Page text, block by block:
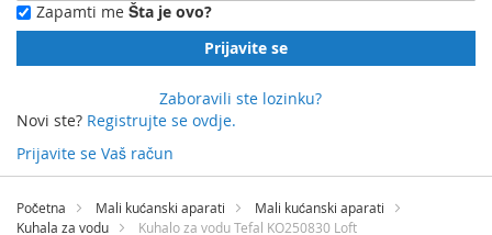
Zapamti me Šta je ovo?
Prijavite se
Zaboravili ste lozinku?
Novi ste? Registrujte se ovdje.
Prijavite se Vaš račun
Preskočite
sadržaj
Početna Mali kućanski aparati
Mali kućanski aparati
Kuhala za vodu
Kuhalo za vodu Tefal KO250830 Loft